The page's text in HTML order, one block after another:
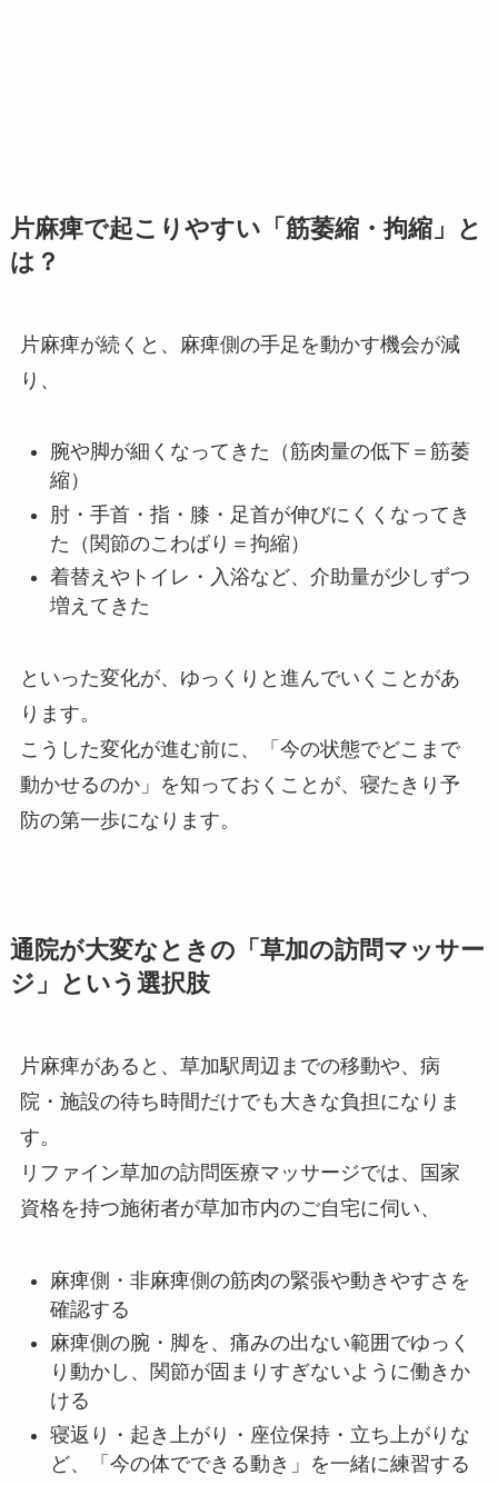
片麻痺で起こりやすい「筋萎縮・拘縮」と
は？
片麻痺が続くと、麻痺側の手足を動かす機会が減
り、
腕や脚が細くなってきた（筋肉量の低下＝筋萎
縮）
肘・手首・指・膝・足首が伸びにくくなってき
た（関節のこわばり＝拘縮）
着替えやトイレ・入浴など、介助量が少しずつ
増えてきた
といった変化が、ゆっくりと進んでいくことがあ
ります。
こうした変化が進む前に、「今の状態でどこまで
動かせるのか」を知っておくことが、寝たきり予
防の第一歩になります。
通院が大変なときの「草加の訪問マッサー
ジ」という選択肢
片麻痺があると、草加駅周辺までの移動や、病
院・施設の待ち時間だけでも大きな負担になりま
す。
リファイン草加の訪問医療マッサージでは、国家
資格を持つ施術者が草加市内のご自宅に伺い、
麻痺側・非麻痺側の筋肉の緊張や動きやすさを
確認する
麻痺側の腕・脚を、痛みの出ない範囲でゆっく
り動かし、関節が固まりすぎないように働きか
ける
寝返り・起き上がり・座位保持・立ち上がりな
ど、「今の体でできる動き」を一緒に練習する